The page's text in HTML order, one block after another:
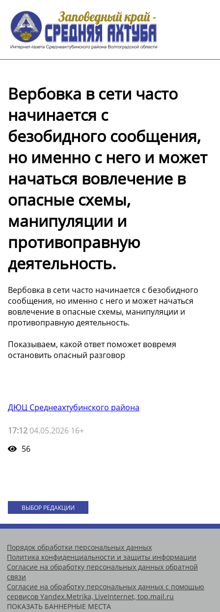
Вербовка в сети часто
начинается с
безобидного сообщения,
но именно с него и может
начаться вовлечение в
опасные схемы,
манипуляции и
противоправную
деятельность.
Вербовка в сети часто начинается с безобидного
сообщения, но именно с него и может начаться
вовлечение в опасные схемы, манипуляции и
противоправную деятельность.
Показываем, какой ответ поможет вовремя
остановить опасный разговор️
ДЮЦ Среднеахтубинского района
17:12 04.05.2026 16+
56
ВЫБОР РЕДАКЦИИ
Порядок обработки персональных данных
Политика конфиденциальности и защиты информации
Согласие на обработку персональных данных обратной
связи
Согласие на обработку персональных данных с помощью
сервисов Yandex.Metrika, LiveInternet, top.mail.ru
ПОКАЗАТЬ БАННЕРНЫЕ МЕСТА